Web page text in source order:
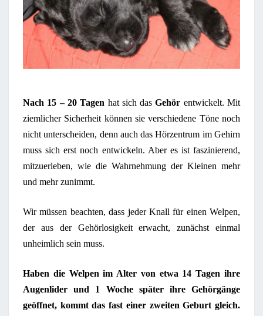
Nach 15 – 20 Tagen hat sich dasGehör entwickelt. Mit
ziemlicher Sicherheit können sie verschiedene Töne noch
nicht unterscheiden, denn auch das Hörzentrum im Gehirn
muss sich erst noch entwickeln. Aber es ist faszinierend,
mitzuerleben, wie die Wahrnehmung der Kleinen mehr
und mehr zunimmt.
Wir müssen beachten, dass jeder Knall für einen Welpen,
der aus der Gehörlosigkeit erwacht, zunächst einmal
unheimlich sein muss.
Haben die Welpen im Alter von etwa 14 Tagen ihre
Augenlider und 1 Woche später ihre Gehörgänge
geöffnet, kommt das fast einer zweiten Geburt gleich.